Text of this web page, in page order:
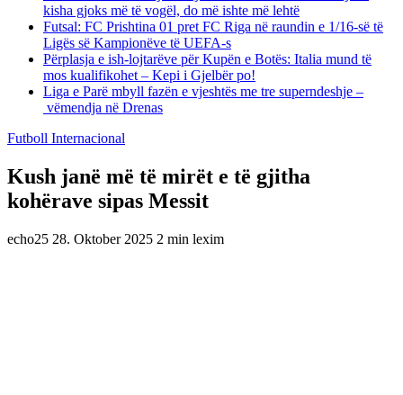
kisha gjoks më të vogël, do më ishte më lehtë
Futsal: FC Prishtina 01 pret FC Riga në raundin e 1/16-së të
Ligës së Kampionëve të UEFA-s
Përplasja e ish-lojtarëve për Kupën e Botës: Italia mund të
mos kualifikohet – Kepi i Gjelbër po!
Liga e Parë mbyll fazën e vjeshtës me tre superndeshje –
vëmendja në Drenas
Futboll Internacional
Kush janë më të mirët e të gjitha
kohërave sipas Messit
echo25 28. Oktober 2025 2 min lexim